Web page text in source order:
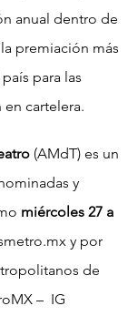
anual dentro de
premiación más
para las
en cartelera.
(AMdT) es un
y
miércoles 27 a
y por
de
–  IG